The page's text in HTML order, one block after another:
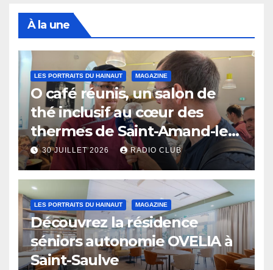
À la une
LES PORTRAITS DU HAINAUT MAGAZINE
O café réunis, un salon de
thé inclusif au cœur des
thermes de Saint-Amand-les-
Eaux
30 JUILLET 2026 RADIO CLUB
LES PORTRAITS DU HAINAUT MAGAZINE
Découvrez la résidence
séniors autonomie OVELIA à
Saint-Saulve